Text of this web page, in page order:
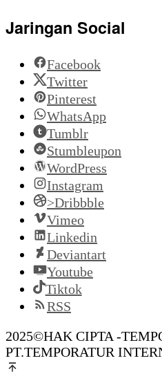
Jaringan Social
Facebook
Twitter
Pinterest
WhatsApp
Tumblr
Stumbleupon
WordPress
Instagram
>Dribbble
Vimeo
Linkedin
Deviantart
Youtube
Tiktok
RSS
2025©HAK CIPTA -
PT.TEMPORATUR